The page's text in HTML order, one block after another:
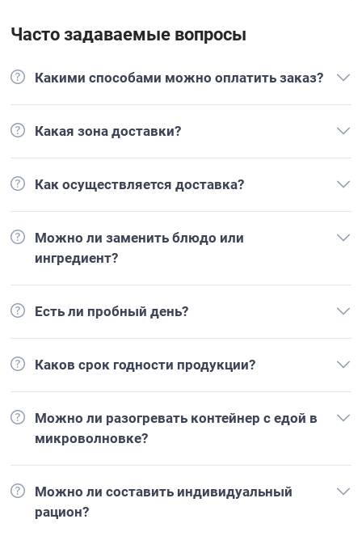
Часто задаваемые вопросы
Какими способами можно оплатить заказ?
Какая зона доставки?
Как осуществляется доставка?
Можно ли заменить блюдо или
ингредиент?
Есть ли пробный день?
Каков срок годности продукции?
Можно ли разогревать контейнер с едой в
микроволновке?
Можно ли составить индивидуальный
рацион?